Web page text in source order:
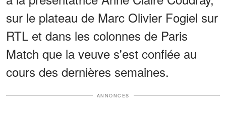
sur le plateau de Marc Olivier Fogiel sur
RTL et dans les colonnes de Paris
Match que la veuve s'est confiée au
cours des dernières semaines.
ANNONCES